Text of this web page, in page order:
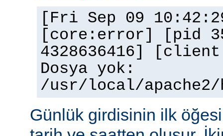
[Fri Sep 09
[core:error] [pid
4328636416]
Dosya yok:
/usr/local/
Günlük girdisinin ilk öğesi